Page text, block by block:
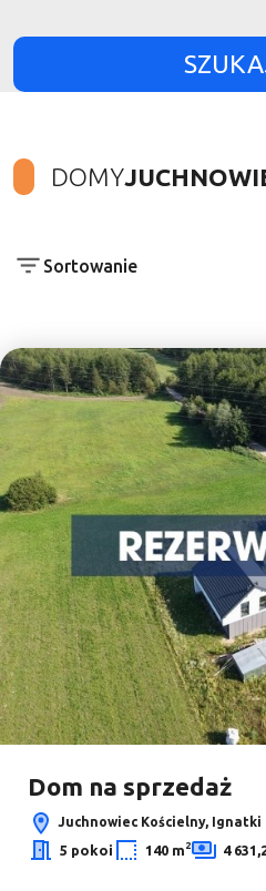
DOMY
Sortowanie
Dom na sprzedaż
Juchnowiec Kościelny, Ignatki
5 pokoi 140 m2 4